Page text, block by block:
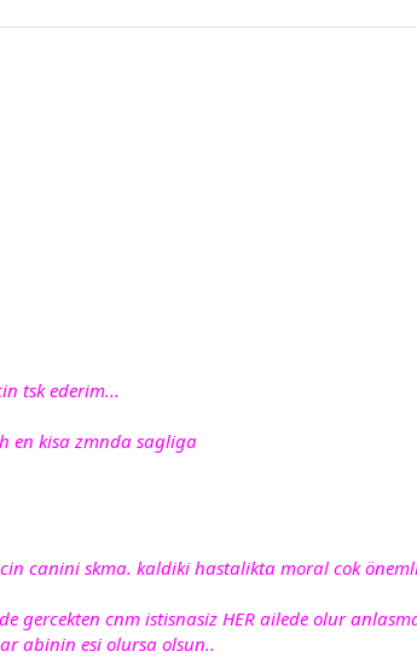
tsk ederim...
en kisa zmnda sagliga
canini skma. kaldiki hastalikta moral cok
gercekten cnm istisnasiz HER ailede olur
abinin esi olursa olsun..